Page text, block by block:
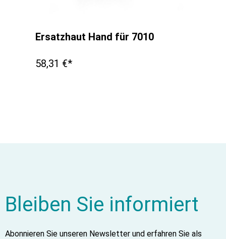
Ersatzhaut Hand für 7010
58,31 €*
Bleiben Sie informiert
Abonnieren Sie unseren Newsletter und erfahren Sie als